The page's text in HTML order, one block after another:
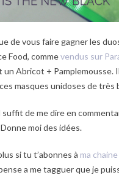
de vous faire gagner les
Food, commevendus sur
un Abricot +
masques unidoses de très
suffit de me dire en
moi des idées.
si tu t’abonnes à ma
a me tagguer que je